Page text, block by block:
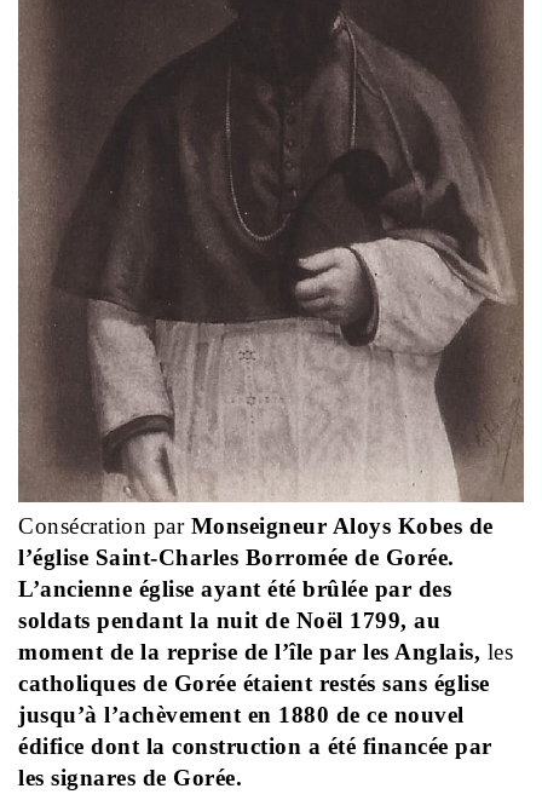
Consécration par Monseigneur Aloys Kobes de
l’église Saint-Charles Borromée de Gorée.
L’ancienne église ayant été brûlée par des
soldats pendant la nuit de Noël 1799, au
moment de la reprise de l’île par les Anglais, les
catholiques de Gorée étaient restés sans église
jusqu’à l’achèvement en 1880 de ce nouvel
édifice dont la construction a été financée par
les signares de Gorée.